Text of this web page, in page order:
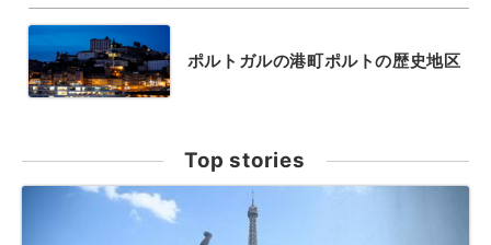
ポルトガルの港町ポルトの歴史地区
Top stories